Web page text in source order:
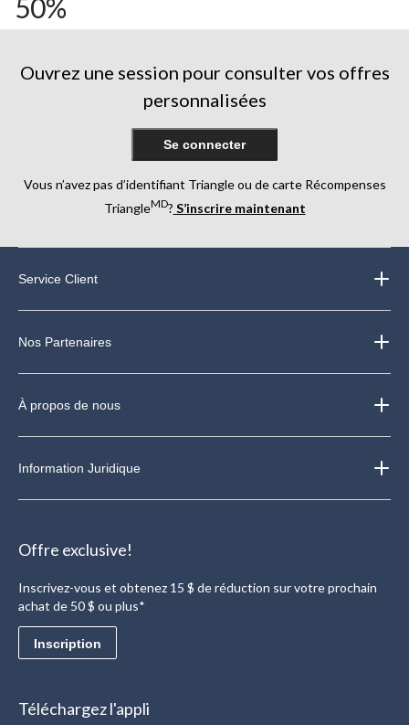
50%
Ouvrez une session pour consulter vos offres
personnalisées
Se connecter
Vous n’avez pas d’identifiant Triangle ou de carte Récompenses
TriangleMD? S’inscrire maintenant
Service Client
Nos Partenaires
À propos de nous
Information Juridique
Offre exclusive!
Inscrivez-vous et obtenez 15 $ de réduction sur votre prochain
achat de 50 $ ou plus*
Inscription
Téléchargez l'appli